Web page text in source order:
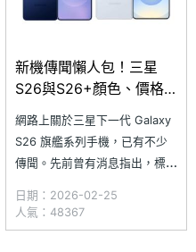
新機傳聞懶人包！三星
S26與S26+顏色、價格
網路上關於三星下一代 Galaxy
S26 旗艦系列手機，已有不少
傳聞。先前曾有消息指出，標準
S26 Pro 型號推出，甚至傳出
Galaxy S26+ 將由 Galaxy S26
日期：2026-02-25
人氣：48367